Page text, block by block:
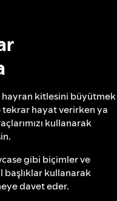
kitlesini büyütmek
tekrar hayat verirken ya
kullanarak
gibi biçimler ve
kullanarak
davet eder.